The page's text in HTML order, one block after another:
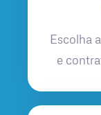
Escolha
e